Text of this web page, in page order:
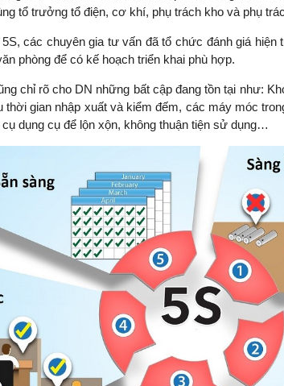
tổ trưởng tổ điện, cơ khí, phụ trách kho và phụ
các chuyên gia tư vấn đã tổ chức đánh giá hiện
phòng để có kế hoạch triển khai phù hợp.
chỉ rõ cho DN những bất cập đang tồn tại như:
thời gian nhập xuất và kiểm đếm, các máy móc
dụng cụ để lộn xộn, không thuận tiện sử dụng…